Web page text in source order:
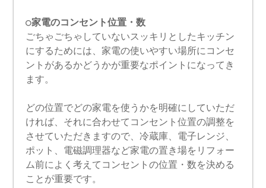
○家電のコンセント位置・数
ごちゃごちゃしていないスッキリとしたキッチン
にするためには、家電の使いやすい場所にコンセ
ントがあるかどうかが重要なポイントになってき
ます。
どの位置でどの家電を使うかを明確にしていただ
ければ、それに合わせてコンセント位置の調整を
させていただきますので、冷蔵庫、電子レンジ、
ポット、電磁調理器など家電の置き場をリフォー
ム前によく考えてコンセントの位置・数を決める
ことが重要です。